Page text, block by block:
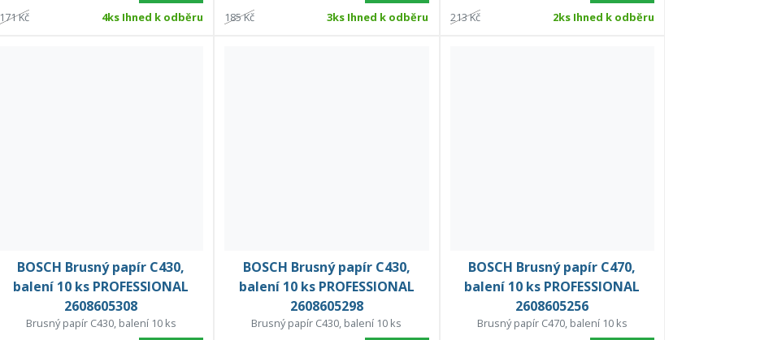
171 Kč 4ks Ihned k odběru 185 Kč 3ks Ihned k odběru 213 Kč 2ks Ihned k odběru
BOSCH Brusný papír C430,
balení 10 ks PROFESSIONAL
2608605308
Brusný papír C430, balení 10 ks
BOSCH Brusný papír C430,
balení 10 ks PROFESSIONAL
2608605298
Brusný papír C430, balení 10 ks
BOSCH Brusný papír C470,
balení 10 ks PROFESSIONAL
2608605256
Brusný papír C470, balení 10 ks